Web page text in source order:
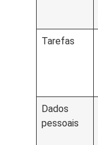
Tarefas
Dados
pessoais